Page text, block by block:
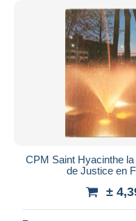
CPM Saint Hyacinthe
de Justice en
±